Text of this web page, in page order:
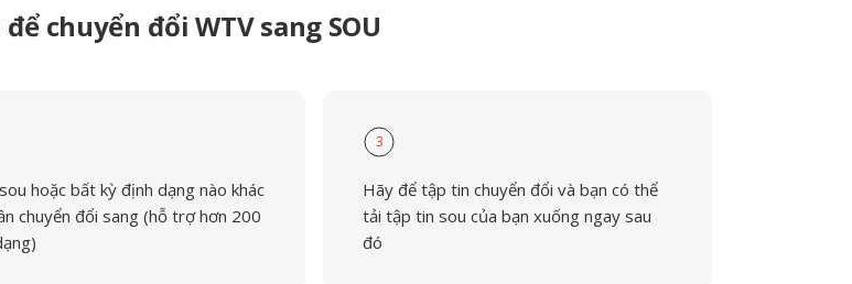
chuyển đổi WTV sang SOU
hoặc bất kỳ định dạng nào khác
chuyển đổi sang (hỗ trợ hơn 200
3
Hãy để tập tin chuyển đổi và bạn có thể
tải tập tin sou của bạn xuống ngay sau
đó